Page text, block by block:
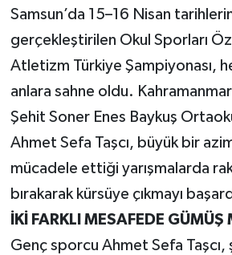
Samsun’da 15–16 Nisan
gerçekleştirilen Okul Sporları
Atletizm Türkiye Şampiyonası,
anlara sahne oldu.
Şehit Soner Enes Baykuş
Ahmet Sefa Taşcı, büyük bir
mücadele ettiği yarışmalarda
bırakarak kürsüye çıkmayı
İKİ FARKLI MESAFEDE
Genç sporcu Ahmet Sefa Taşcı,